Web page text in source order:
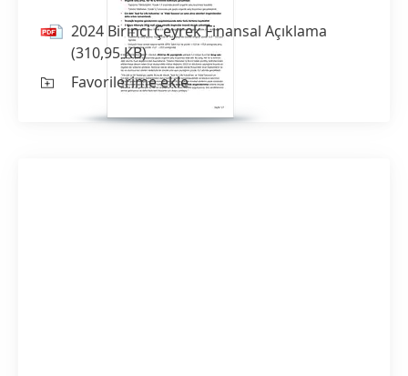
2024 Birinci Çeyrek Finansal Açıklama
(310,95 KB)
Favorilerime ekle